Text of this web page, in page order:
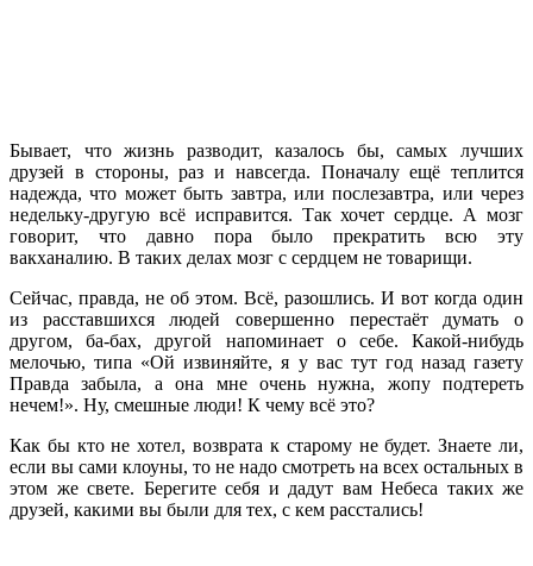
Бывает, что жизнь разводит, казалось бы, самых лучших
друзей в стороны, раз и навсегда. Поначалу ещё теплится
надежда, что может быть завтра, или послезавтра, или через
недельку-другую всё исправится. Так хочет сердце. А мозг
говорит, что давно пора было прекратить всю эту
вакханалию. В таких делах мозг с сердцем не товарищи.
Сейчас, правда, не об этом. Всё, разошлись. И вот когда один
из расставшихся людей совершенно перестаёт думать о
другом, ба-бах, другой напоминает о себе. Какой-нибудь
мелочью, типа «Ой извиняйте, я у вас тут год назад газету
Правда забыла, а она мне очень нужна, жопу подтереть
нечем!». Ну, смешные люди! К чему всё это?
Как бы кто не хотел, возврата к старому не будет. Знаете ли,
если вы сами клоуны, то не надо смотреть на всех остальных в
этом же свете. Берегите себя и дадут вам Небеса таких же
друзей, какими вы были для тех, с кем расстались!